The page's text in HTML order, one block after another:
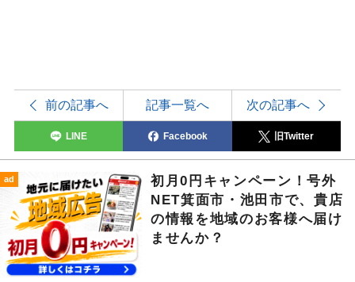
前の記事へ 記事一覧へ 次の記事へ
LINE Facebook 旧Twitter
ad
初月0円キャンペーン！号外
NET箕面市・池田市で、貴店
の情報を地域のお客様へ届け
ませんか？